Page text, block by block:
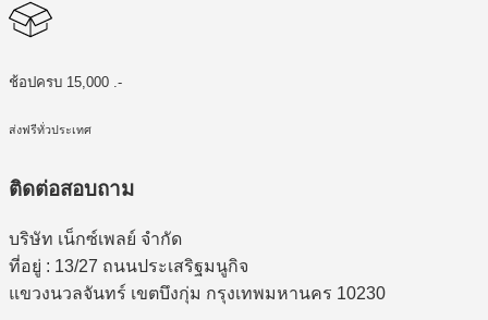
ช้อปครบ 15,000 .-
ส่งฟรีทั่วประเทศ
ติดต่อสอบถาม
บริษัท เน็กซ์เพลย์ จำกัด
ที่อยู่ : 13/27 ถนนประเสริฐมนูกิจ
แขวงนวลจันทร์ เขตบึงกุ่ม กรุงเทพมหานคร 10230